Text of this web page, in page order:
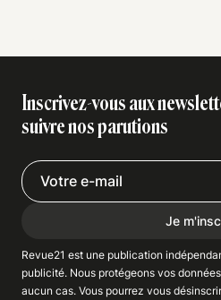
Inscrivez-vous aux
suivre nos parutions
Je
Revue21 est une publication
publicité. Nous protégeons vos
aucun cas. Vous pourrez vous